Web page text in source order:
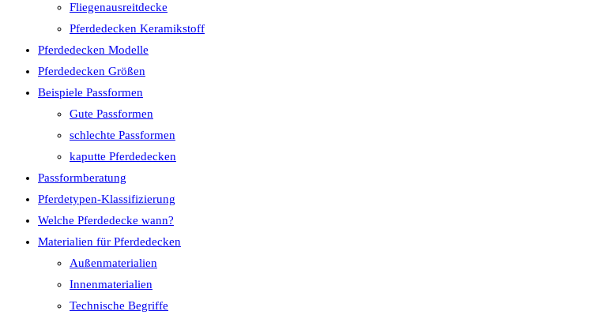
Fliegenausreitdecke
Pferdedecken Keramikstoff
Pferdedecken Modelle
Pferdedecken Größen
Beispiele Passformen
Gute Passformen
schlechte Passformen
kaputte Pferdedecken
Passformberatung
Pferdetypen-Klassifizierung
Welche Pferdedecke wann?
Materialien für Pferdedecken
Außenmaterialien
Innenmaterialien
Technische Begriffe